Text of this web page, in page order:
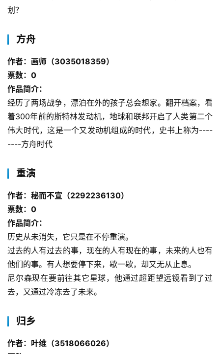
划？
方舟
作者：画师（3035018359）
票数：0
作品简介：
经历了两场战争，漂泊在外的孩子总会想家。翻开档案，看
着300年前的斯特林发动机，地球和联邦开启了人类第二个
伟大时代，这是一个又发动机组成的时代，史书上称为----
----方舟时代
重演
作者：秘而不宣（2292236130）
票数：0
作品简介：
历史从未消失，它只是在不停重演。
过去的人有过去的事，现在的人有现在的事，未来的人也有
他们的事。有人想要停下来，歇一歇，却又无从止息。
尼尔森现在要前往其它星球，他通过超距望远镜看到了过
去，又通过冷冻去了未来。
归乡
作者：叶维（3518066026）